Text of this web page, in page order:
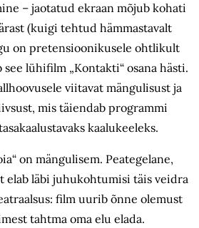
– jaotatud ekraan mõjub kohati
(kuigi tehtud hämmastavalt
on pretensioonikusele ohtlikult
lühifilm „Kontakti“ osana hästi.
viitavat mängulisust ja
mis täiendab programmi
kaalukeeleks.
on mängulisem. Peategelane,
elab läbi juhukohtumisi täis veidra
film uurib õnne olemust
tahtma oma elu elada.